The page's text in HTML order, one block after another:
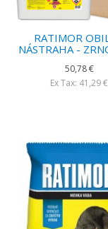
RATIMOR
NÁSTRAHA -
50,78 €
Ex Tax: 41,29 €